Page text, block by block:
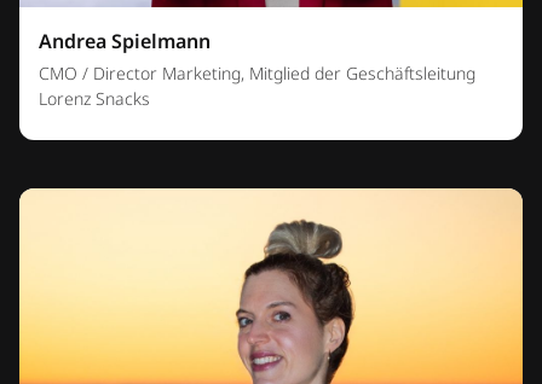
Andrea Spielmann
CMO / Director Marketing, Mitglied der Geschäftsleitung
Lorenz Snacks